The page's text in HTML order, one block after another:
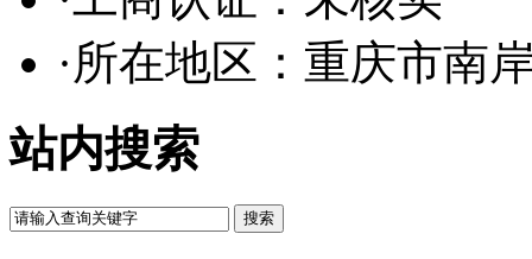
·所在地区：重庆市南
站内搜索